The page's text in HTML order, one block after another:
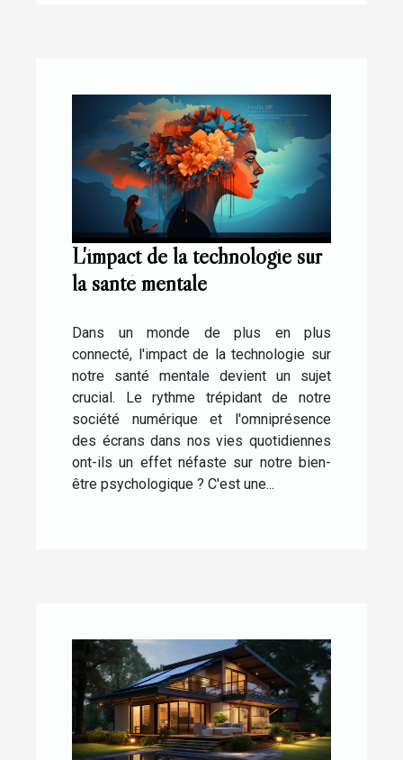
L'impact de la technologie sur
la santé mentale
Dans un monde de plus en plus
connecté, l'impact de la technologie sur
notre santé mentale devient un sujet
crucial. Le rythme trépidant de notre
société numérique et l'omniprésence
des écrans dans nos vies quotidiennes
ont-ils un effet néfaste sur notre bien-
être psychologique ? C'est une...